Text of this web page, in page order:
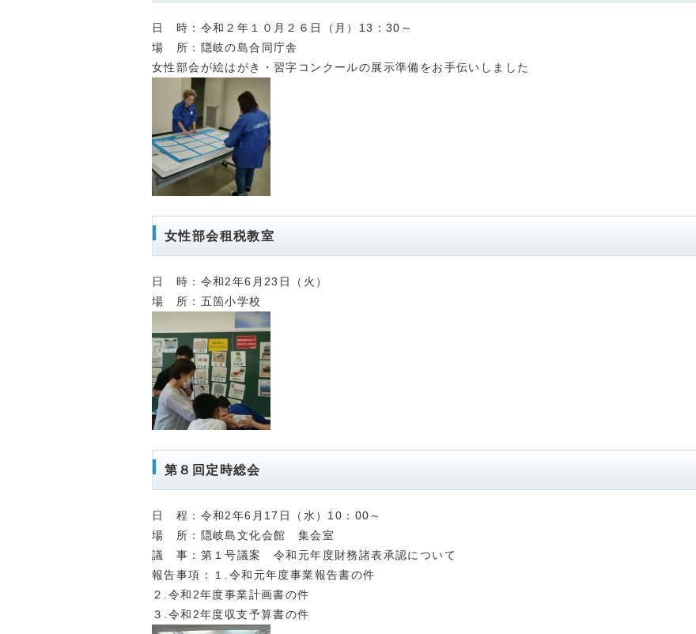
日 時：令和２年１０月２６日（月）13：30～
場 所：隠岐の島合同庁舎
女性部会が絵はがき・習字コンクールの展示準備をお手伝いしました
女性部会租税教室
日 時：令和2年6月23日（火）
場 所：五箇小学校
第８回定時総会
日 程：令和2年6月17日（水）10：00～
場 所：隠岐島文化会館 集会室
議 事：第１号議案 令和元年度財務諸表承認について
報告事項：１.令和元年度事業報告書の件
２.令和2年度事業計画書の件
３.令和2年度収支予算書の件